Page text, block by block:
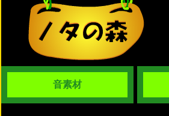
音素材